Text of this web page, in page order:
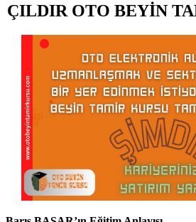
ÇILDIR OTO BEYİN